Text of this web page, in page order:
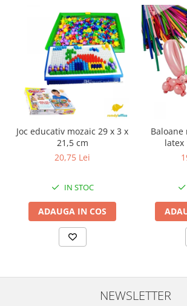
Joc educativ mozaic 29 x 3 x
21,5 cm
20,75 Lei
IN STOC
ADAUGA IN COS
latex
NEWSLETTER